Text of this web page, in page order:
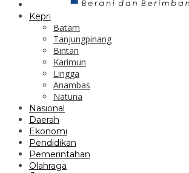
Kepri
Batam
Tanjungpinang
Bintan
Karimun
Lingga
Anambas
Natuna
Nasional
Daerah
Ekonomi
Pendidikan
Pemerintahan
Olahraga